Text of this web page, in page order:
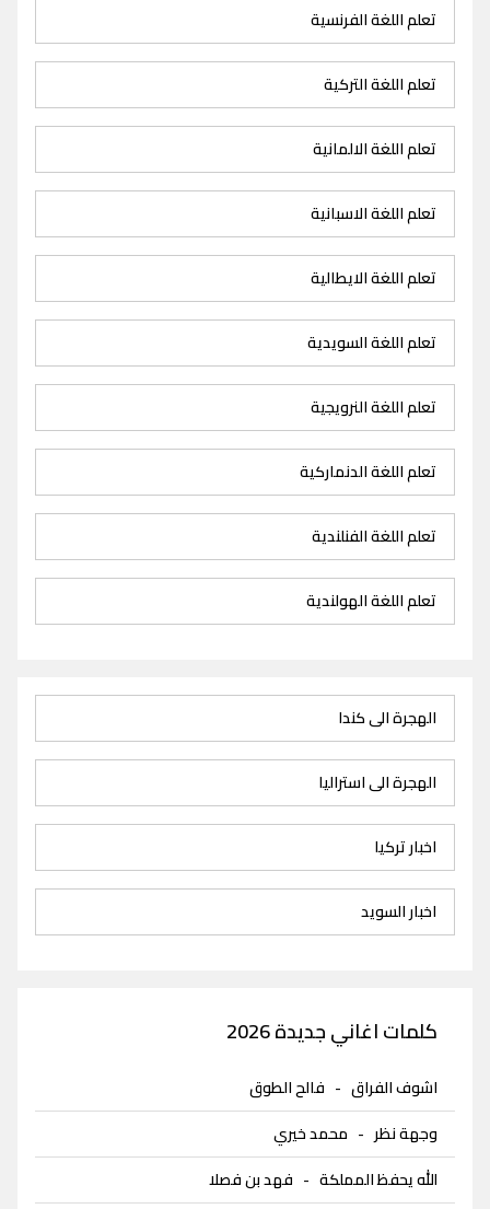
تعلم اللغة الفرنسية
تعلم اللغة التركية
تعلم اللغة الالمانية
تعلم اللغة الاسبانية
تعلم اللغة الايطالية
تعلم اللغة السويدية
تعلم اللغة النرويجية
تعلم اللغة الدنماركية
تعلم اللغة الفنلندية
تعلم اللغة الهولندية
الهجرة الى كندا
الهجرة الى استراليا
اخبار تركيا
اخبار السويد
كلمات اغاني جديدة 2026
اشوف الفراق - فالح الطوق
وجهة نظر - محمد خيري
الله يحفظ المملكة - فهد بن فصلا